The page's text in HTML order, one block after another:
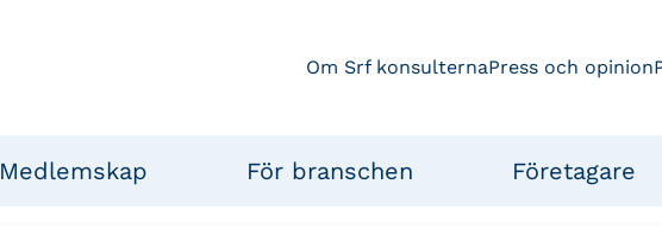
Om Srf konsulternaPress och opinion
Medlemskap För branschen Företagare